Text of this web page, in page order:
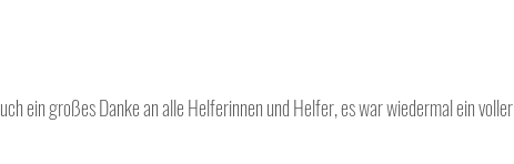
ein großes Danke an alle Helferinnen und Helfer, es war wiedermal ein voller